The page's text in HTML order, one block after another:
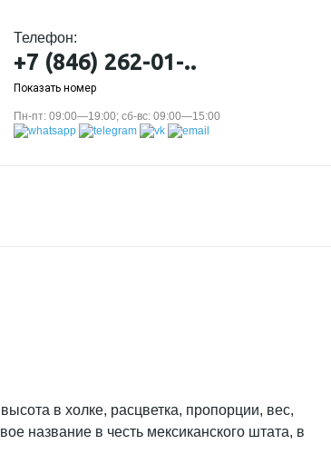
Телефон:
+7 (846) 262-01-..
Показать номер
Пн-пт: 09:00—19:00; сб-вс: 09:00—15:00
в холке, расцветка, пропорции, вес,
название в честь мексиканского штата, в